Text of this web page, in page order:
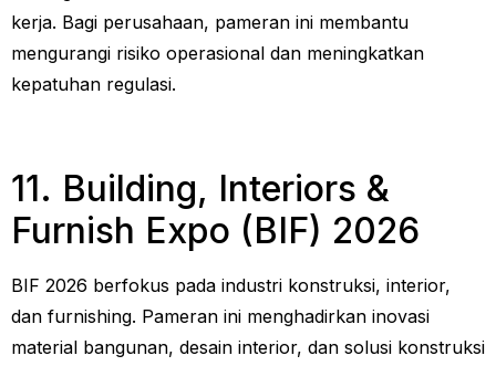
kerja. Bagi perusahaan, pameran ini membantu
mengurangi risiko operasional dan meningkatkan
kepatuhan regulasi.
11. Building, Interiors &
Furnish Expo (BIF) 2026
BIF 2026 berfokus pada industri konstruksi, interior,
dan furnishing. Pameran ini menghadirkan inovasi
material bangunan, desain interior, dan solusi konstruksi